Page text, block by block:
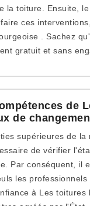
la toiture. Ensuite,
ces
. Sachez
gratuit et sans
de
de
supérieures de
de vérifier
Par conséquent, il
les
à Les toitures